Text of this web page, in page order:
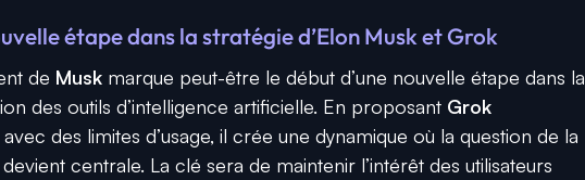
étape dans la stratégie d’Elon Musk et Grok
de Musk marque peut-être le début d’une nouvelle étape dans la
des outils d’intelligence artificielle. En proposant Grok
des limites d’usage, il crée une dynamique où la question de la
centrale. La clé sera de maintenir l’intérêt des utilisateurs